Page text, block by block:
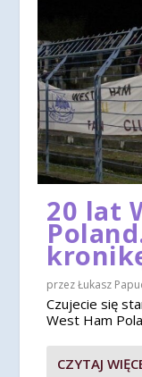
20 lat
przezŁukasz
Czujecie się
West Ham
CZYTAJ